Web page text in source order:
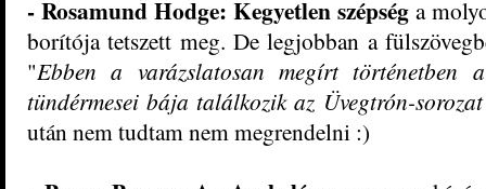
-Rosamund Hodge: Kegyetlen szépség a
borítója tetszett meg. De legjobban a
"Ebben a varázslatosan megírt történetben
tündérmesei bája találkozik az Üvegtrón-sorozat
után nem tudtam nem megrendelni :)